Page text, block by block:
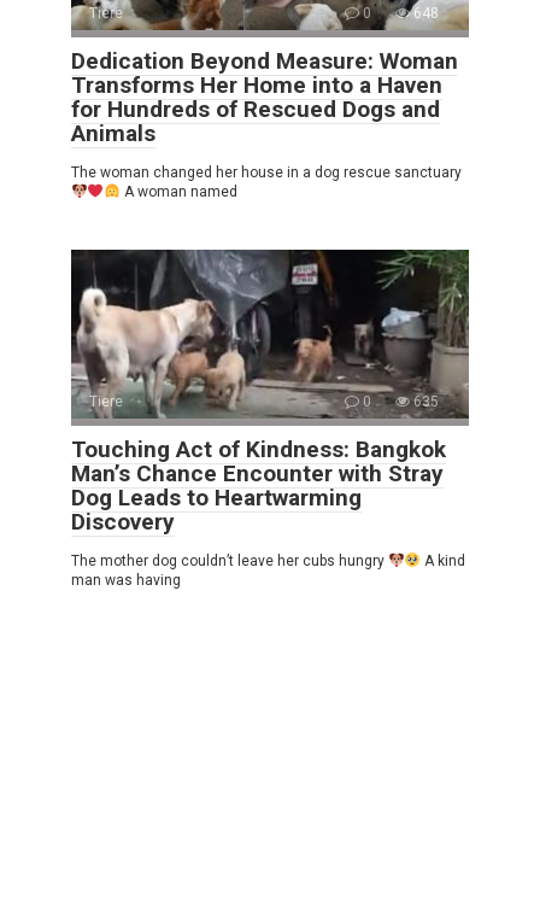
Tiere 0 648
Dedication Beyond Measure: Woman
Transforms Her Home into a Haven
for Hundreds of Rescued Dogs and
Animals
The woman changed her house in a dog rescue sanctuary
A woman named
Tiere 0 635
Touching Act of Kindness: Bangkok
Man’s Chance Encounter with Stray
Dog Leads to Heartwarming
Discovery
The mother dog couldn’t leave her cubs hungry
A kind
man was having